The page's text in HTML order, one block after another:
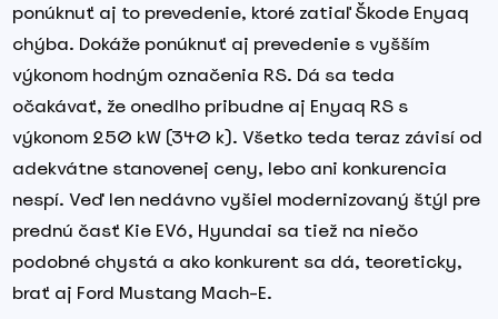
ponúknuť aj to prevedenie, ktoré zatiaľ Škode Enyaq
chýba. Dokáže ponúknuť aj prevedenie s vyšším
výkonom hodným označenia RS. Dá sa teda
očakávať, že onedlho pribudne aj Enyaq RS s
výkonom 250 kW (340 k). Všetko teda teraz závisí od
adekvátne stanovenej ceny, lebo ani konkurencia
nespí. Veď len nedávno vyšiel modernizovaný štýl pre
prednú časť Kie EV6, Hyundai sa tiež na niečo
podobné chystá a ako konkurent sa dá, teoreticky,
brať aj Ford Mustang Mach-E.